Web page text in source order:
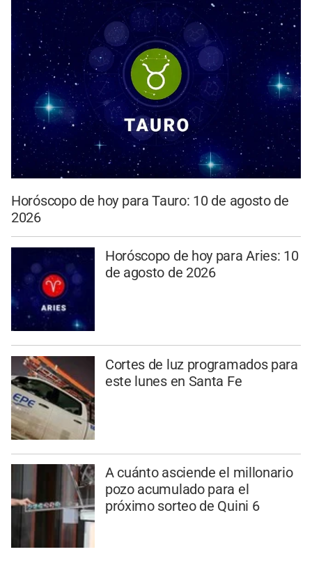
Horóscopo de hoy para Tauro: 10 de agosto de
2026
Horóscopo de hoy para Aries: 10
de agosto de 2026
Cortes de luz programados para
este lunes en Santa Fe
A cuánto asciende el millonario
pozo acumulado para el
próximo sorteo de Quini 6